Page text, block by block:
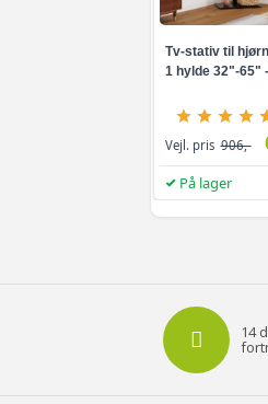
Tv-stativ til
1 hylde 32"-65"
Vejl. pris 906,-
På lager
14